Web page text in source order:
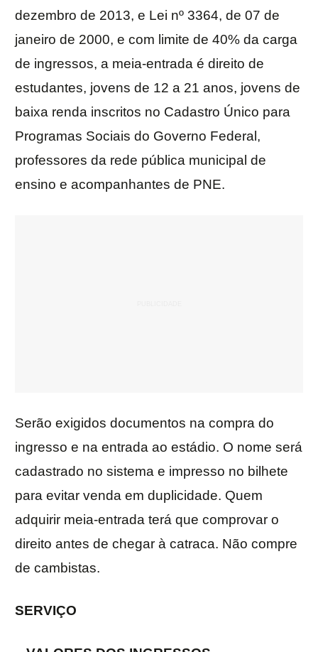
dezembro de 2013, e Lei nº 3364, de 07 de
janeiro de 2000, e com limite de 40% da carga
de ingressos, a meia-entrada é direito de
estudantes, jovens de 12 a 21 anos, jovens de
baixa renda inscritos no Cadastro Único para
Programas Sociais do Governo Federal,
professores da rede pública municipal de
ensino e acompanhantes de PNE.
Serão exigidos documentos na compra do
ingresso e na entrada ao estádio. O nome será
cadastrado no sistema e impresso no bilhete
para evitar venda em duplicidade. Quem
adquirir meia-entrada terá que comprovar o
direito antes de chegar à catraca. Não compre
de cambistas.
SERVIÇO